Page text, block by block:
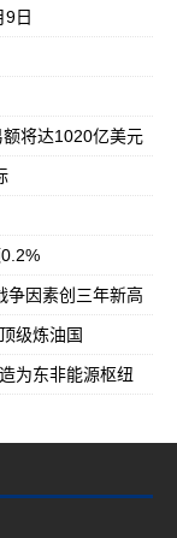
日
将达1020亿美元
争因素创三年新高
级炼油国
为东非能源枢纽